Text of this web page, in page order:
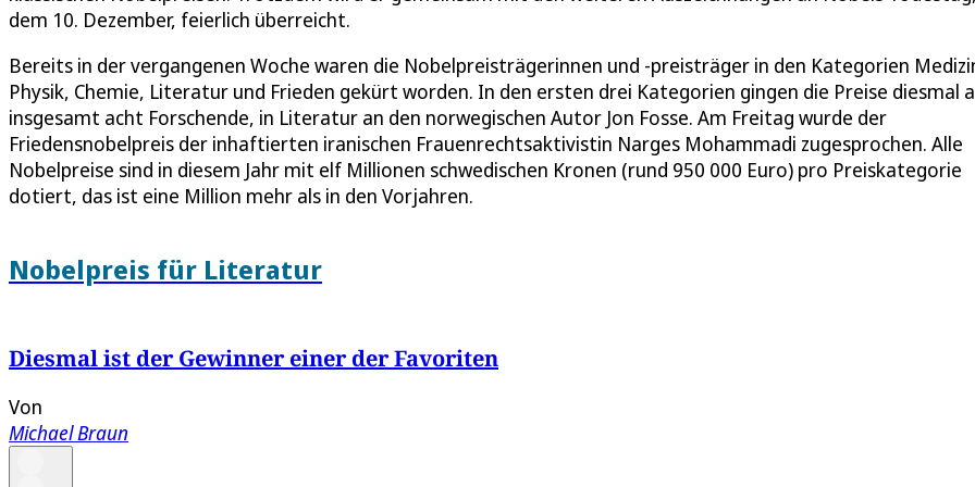
dem 10. Dezember, feierlich überreicht.
Bereits in der vergangenen Woche waren die Nobelpreisträgerinnen und -preisträger in den Kategorien
Physik, Chemie, Literatur und Frieden gekürt worden. In den ersten drei Kategorien gingen die Preise diesmal
insgesamt acht Forschende, in Literatur an den norwegischen Autor Jon Fosse. Am Freitag wurde der
Friedensnobelpreis der inhaftierten iranischen Frauenrechtsaktivistin Narges Mohammadi zugesprochen. Alle
Nobelpreise sind in diesem Jahr mit elf Millionen schwedischen Kronen (rund 950 000 Euro) pro Preiskategorie
dotiert, das ist eine Million mehr als in den Vorjahren.
Nobelpreis für Literatur
Diesmal ist der Gewinner einer der Favoriten
Von
Michael Braun